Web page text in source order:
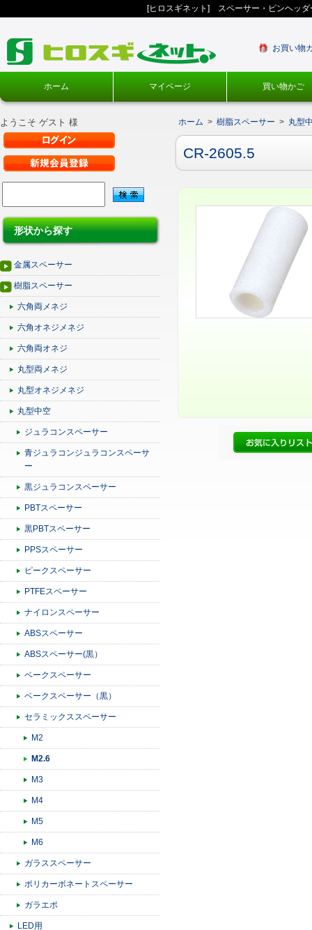
[ヒロスギネット] スペーサー・ピンヘッ
お買い物
ホーム マイページ 買い物かご
ようこそ ゲスト 様
形状から探す
金属スペーサー
樹脂スペーサー
六角両メネジ
六角オネジメネジ
六角両オネジ
丸型両メネジ
丸型オネジメネジ
丸型中空
ジュラコンスペーサー
青ジュラコンジュラコンスペーサ
ー
黒ジュラコンスペーサー
PBTスペーサー
黒PBTスペーサー
PPSスペーサー
ピークスペーサー
PTFEスペーサー
ナイロンスペーサー
ABSスペーサー
ABSスペーサー(黒）
ベークスペーサー
ベークスペーサー（黒）
セラミックススペーサー
M2
M2.6
M3
M4
M5
M6
ガラススペーサー
ポリカーボネートスペーサー
ガラエポ
LED用
ホーム > 樹脂スペーサー > 丸型
CR-2605.5